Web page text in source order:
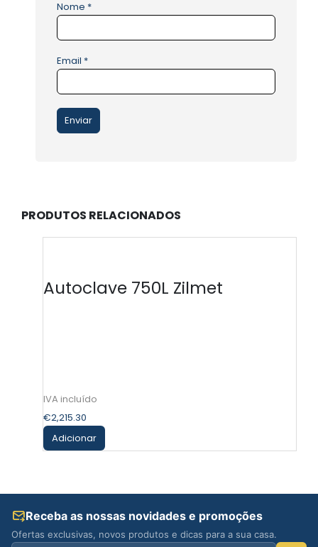
Nome *
Email *
PRODUTOS RELACIONADOS
Autoclave 750L Zilmet
€2,215.30
Adicionar
Receba as nossas novidades e promoções
Ofertas exclusivas, novos produtos e dicas para a sua casa.